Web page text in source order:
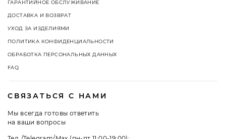
ГАРАНТИЙНОЕ ОБСЛУЖИВАНИЕ
ДОСТАВКА И ВОЗВРАТ
УХОД ЗА ИЗДЕЛИЯМИ
ПОЛИТИКА КОНФИДЕНЦИАЛЬНОСТИ
ОБРАБОТКА ПЕРСОНАЛЬНЫХ ДАННЫХ
FAQ
СВЯЗАТЬСЯ С НАМИ
Мы всегда готовы ответить
на ваши вопросы